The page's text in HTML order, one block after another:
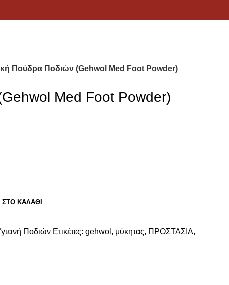
Πούδρα Ποδιών (Gehwol Μed Foot Powder)
(Gehwol Μed Foot Powder)
ΚΑΛΆΘΙ
Ποδιών Ετικέτες: gehwol , μύκητας, ΠΡΟΣΤΑΣΙΑ,